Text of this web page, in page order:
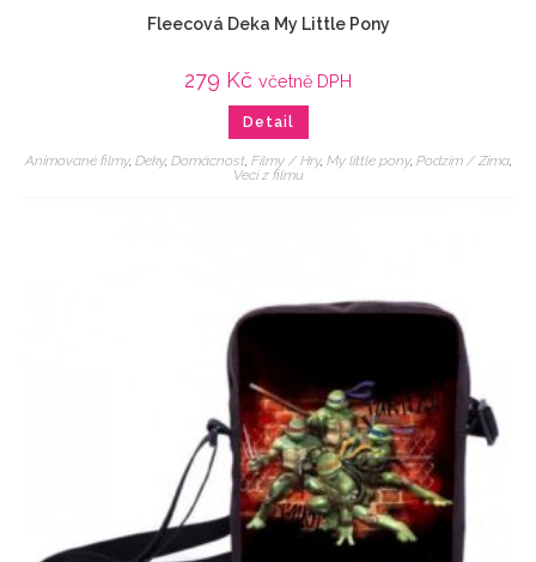
Fleecová Deka My Little Pony
279 Kč včetně DPH
Detail
Animované filmy, Deky, Domácnost, Filmy / Hry, My little pony, Podzim / Zima,
Veci z filmu